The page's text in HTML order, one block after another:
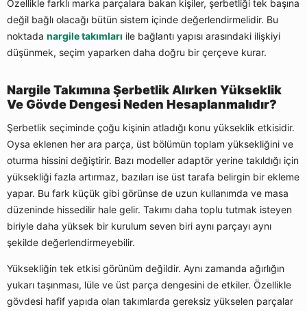
Özellikle farklı marka parçalara bakan kişiler, şerbetliği tek başına
değil bağlı olacağı bütün sistem içinde değerlendirmelidir. Bu
noktada nargile takımları ile bağlantı yapısı arasındaki ilişkiyi
düşünmek, seçim yaparken daha doğru bir çerçeve kurar.
Nargile Takımına Şerbetlik Alırken Yükseklik
Ve Gövde Dengesi Neden Hesaplanmalıdır?
Şerbetlik seçiminde çoğu kişinin atladığı konu yükseklik etkisidir.
Oysa eklenen her ara parça, üst bölümün toplam yüksekliğini ve
oturma hissini değiştirir. Bazı modeller adaptör yerine takıldığı için
yüksekliği fazla artırmaz, bazıları ise üst tarafa belirgin bir ekleme
yapar. Bu fark küçük gibi görünse de uzun kullanımda ve masa
düzeninde hissedilir hale gelir. Takımı daha toplu tutmak isteyen
biriyle daha yüksek bir kurulum seven biri aynı parçayı aynı
şekilde değerlendirmeyebilir.
Yüksekliğin tek etkisi görünüm değildir. Aynı zamanda ağırlığın
yukarı taşınması, lüle ve üst parça dengesini de etkiler. Özellikle
gövdesi hafif yapıda olan takımlarda gereksiz yükselen parçalar